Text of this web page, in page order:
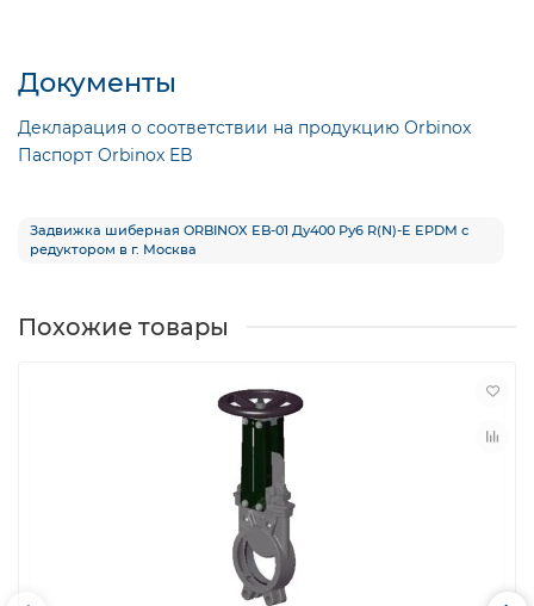
Документы
Декларация о соответствии на продукцию Orbinox
Паспорт Orbinox EB
Задвижка шиберная ORBINOX EB-01 Ду400 Ру6 R(N)-E EPDM с
редуктором в г. Москва
Похожие товары